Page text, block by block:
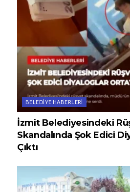
BELEDIYE HABERLERI
İzmit Belediyesindeki
Skandalında Şok Edici
Çıktı